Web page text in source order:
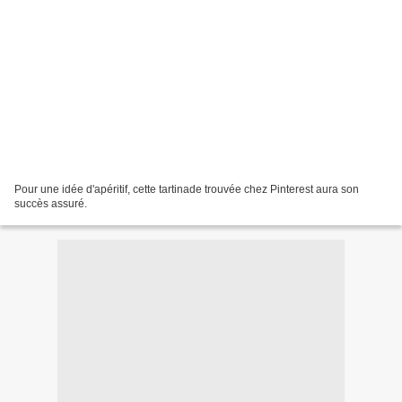
Pour une idée d'apéritif, cette tartinade trouvée chez Pinterest aura son
succès assuré.